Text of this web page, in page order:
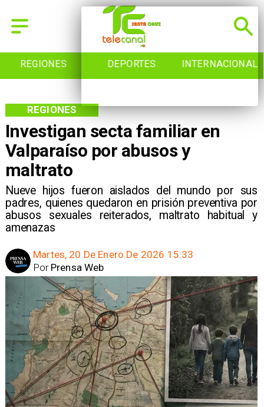
REGIONES DEPORTES INTERNACIONAL
Investigan secta familiar en
Valparaíso por abusos y
maltrato
Nueve hijos fueron aislados del mundo por sus
padres, quienes quedaron en prisión preventiva por
abusos sexuales reiterados, maltrato habitual y
amenazas
REGIONES
Martes, 20 De Enero De 2026 15:33
Prensa Web
Por